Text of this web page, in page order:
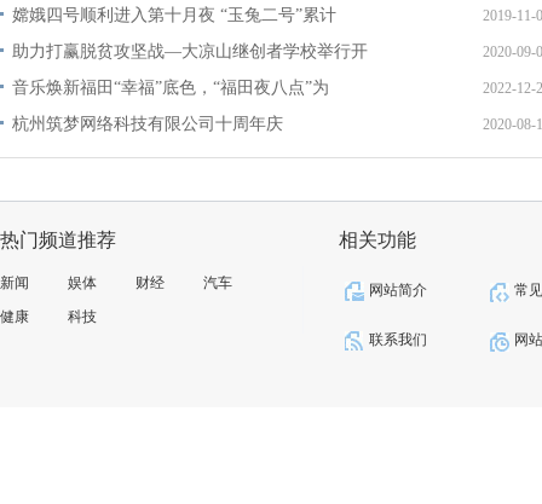
嫦娥四号顺利进入第十月夜 “玉兔二号”累计 2019-11-
助力打赢脱贫攻坚战—大凉山继创者学校举行开 2020-09-
音乐焕新福田“幸福”底色，“福田夜八点”为 2022-12-
杭州筑梦网络科技有限公司十周年庆 2020-08-
热门频道推荐
新闻 娱体 财经
汽车
健康
科技
相关功能
网站简介 常
联系我们 网